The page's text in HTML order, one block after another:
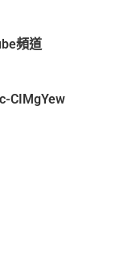
頻道
CIMgYew